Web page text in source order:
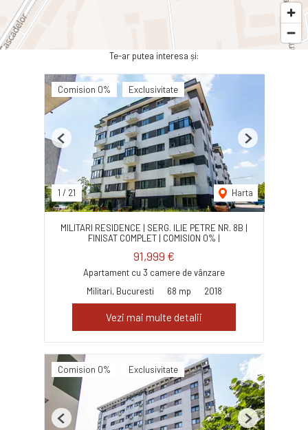
Te-ar putea interesa și:
Comision 0% Exclusivitate
1 / 21 Harta
Previous Next
MILITARI RESIDENCE | SERG. ILIE PETRE NR. 8B |
FINISAT COMPLET | COMISION 0% |
91,999 €
Apartament cu 3 camere de vânzare
Militari, Bucuresti
68 mp 2018
Vezi mai multe detalii
Comision 0% Exclusivitate
Previous Next